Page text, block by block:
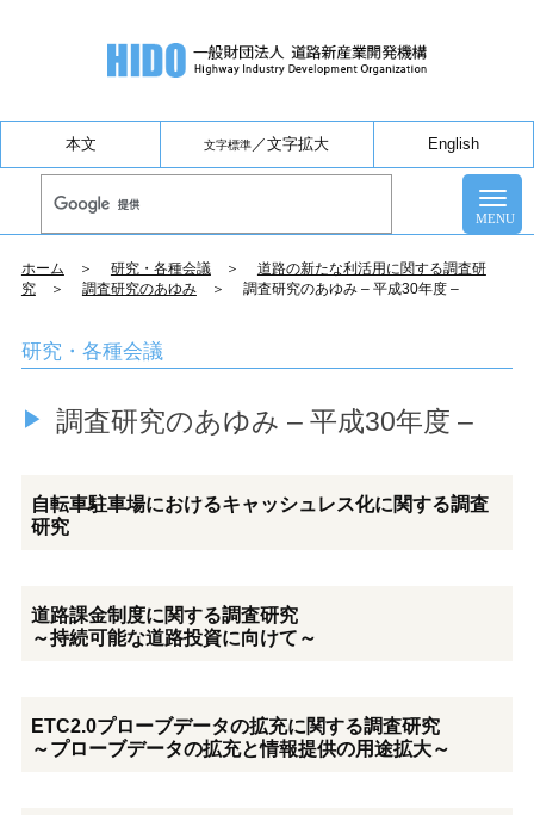
本文 文字標準／文字拡大 English
ホーム ＞ 研究・各種会議 ＞ 道路の新たな利活用に関する調査研
究＞ 調査研究のあゆみ＞ 調査研究のあゆみ – 平成30年度 –
研究・各種会議
調査研究のあゆみ – 平成30年度 –
自転車駐車場におけるキャッシュレス化に関する調査
研究
道路課金制度に関する調査研究
～持続可能な道路投資に向けて～
ETC2.0プローブデータの拡充に関する調査研究
～プローブデータの拡充と情報提供の用途拡大～